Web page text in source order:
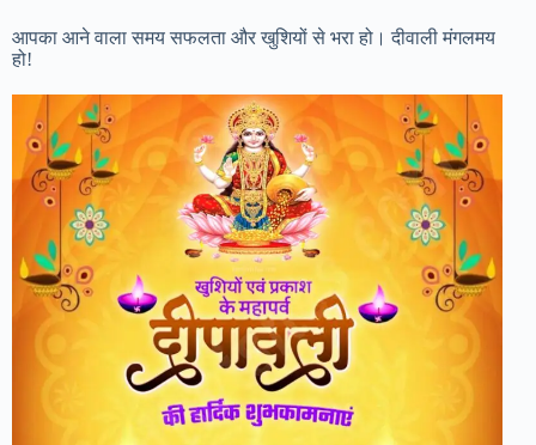
आपका आने वाला समय सफलता और खुशियों से भरा हो। दीवाली मंगलमय
हो!